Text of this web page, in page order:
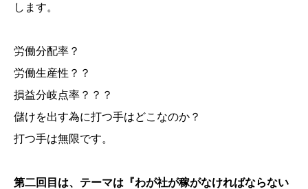
します。
労働分配率？
労働生産性？？
損益分岐点率？？？
儲けを出す為に打つ手はどこなのか？
打つ手は無限です。
第二回目は、テーマは『わが社が稼がなければならない